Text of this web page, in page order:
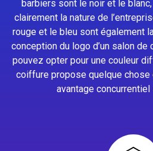
barbiers sont le noir et le
clairement la nature de
rouge et le bleu sont également
conception du logo d’un salon de
pouvez opter pour une couleur
coiffure propose quelque chose
avantage concurrentiel